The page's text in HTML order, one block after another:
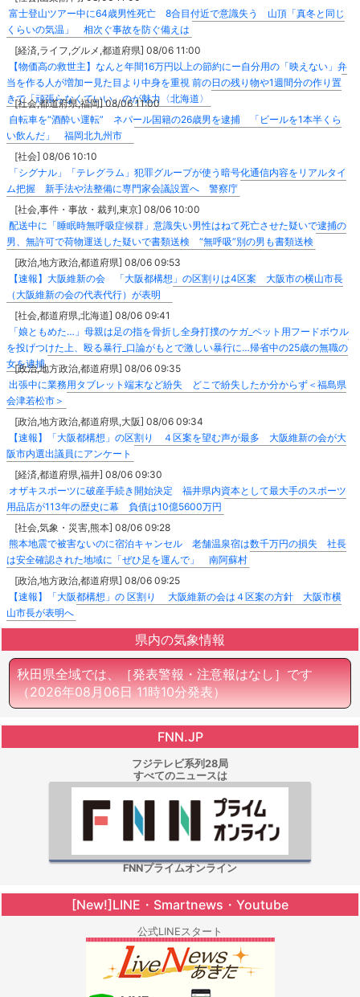
富士登山ツアー中に64歳男性死亡 8合目付近で意識失う 山頂「真冬と同じ
くらいの気温」 相次ぐ事故を防ぐ備えは
[経済,ライフ,グルメ,都道府県] 08/06 11:00
【物価高の救世主】なんと年間16万円以上の節約にー自分用の「映えない」弁
当を作る人が増加ー見た目より中身を重視 前の日の残り物や1週間分の作り置
きで「頑張らなくていい」のが魅力〈北海道〉
[社会,都道府県,福岡] 08/06 11:00
自転車を“酒酔い運転” ネパール国籍の26歳男を逮捕 「ビールを1本半くら
い飲んだ」 福岡北九州市
[社会] 08/06 10:10
「シグナル」「テレグラム」犯罪グループが使う暗号化通信内容をリアルタイ
ム把握 新手法や法整備に専門家会議設置へ 警察庁
[社会,事件・事故・裁判,東京] 08/06 10:00
配送中に「睡眠時無呼吸症候群」意識失い男性はねて死亡させた疑いで逮捕の
男、無許可で荷物運送した疑いで書類送検 “無呼吸”別の男も書類送検
[政治,地方政治,都道府県] 08/06 09:53
【速報】大阪維新の会 「大阪都構想」の区割りは4区案 大阪市の横山市長
（大阪維新の会の代表代行）が表明
[社会,都道府県,北海道] 08/06 09:41
「娘ともめた…」母親は足の指を骨折し全身打撲のケガ_ペット用フードボウル
を投げつけた上、殴る暴行_口論がもとで激しい暴行に…帰省中の25歳の無職の
女を逮捕
[政治,地方政治,都道府県] 08/06 09:35
出張中に業務用タブレット端末など紛失 どこで紛失したか分からず＜福島県
会津若松市＞
[政治,地方政治,都道府県,大阪] 08/06 09:34
【速報】「大阪都構想」の区割り ４区案を望む声が最多 大阪維新の会が大
阪市内選出議員にアンケート
[経済,都道府県,福井] 08/06 09:30
オザキスポーツに破産手続き開始決定 福井県内資本として最大手のスポーツ
用品店が113年の歴史に幕 負債は10億5600万円
[社会,気象・災害,熊本] 08/06 09:28
熊本地震で被害ないのに宿泊キャンセル 老舗温泉宿は数千万円の損失 社長
は安全確認された地域に「ぜひ足を運んで」 南阿蘇村
[政治,地方政治,都道府県] 08/06 09:25
【速報】「大阪都構想」の 区割り 大阪維新の会は４区案の方針 大阪市横
山市長が表明へ
県内の気象情報
秋田県全域では、［発表警報・注意報はなし］です
（2026年08月06日 11時10分発表）
FNN.JP
フジテレビ系列28局
すべてのニュースは
FNNプライムオンライン
[New!]LINE・Smartnews・Youtube
公式LINEスタート